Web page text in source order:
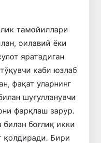
тамойиллари
оилавий ёки
яратадиган
каби юзлаб
фақат уларнинг
шуғулланувчи
фарқлаш зарур.
боғлиқ икки
қолдиради. Бири